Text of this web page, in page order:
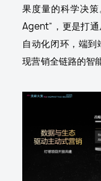
果度量的科学决
Agent”，更是打
自动化闭环，端
现营销全链路的智